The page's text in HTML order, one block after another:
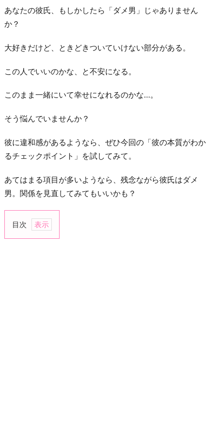
あなたの彼氏、もしかしたら「ダメ男」じゃありません
か？
大好きだけど、ときどきついていけない部分がある。
この人でいいのかな、と不安になる。
このまま一緒にいて幸せになれるのかな…。
そう悩んでいませんか？
彼に違和感があるようなら、ぜひ今回の「彼の本質がわか
るチェックポイント」を試してみて。
あてはまる項目が多いようなら、残念ながら彼氏はダメ
男。関係を見直してみてもいいかも？
目次
1.